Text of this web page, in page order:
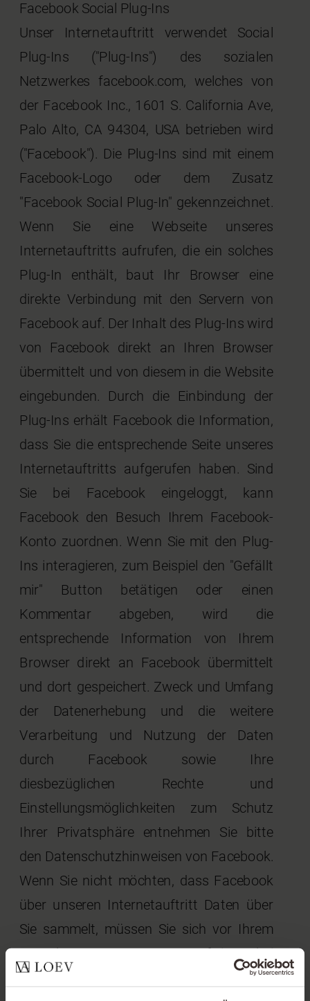
Facebook Social Plug-Ins
Unser Internetauftritt verwendet Social
Plug-Ins ("Plug-Ins") des sozialen
Netzwerkes facebook.com, welches von
der Facebook Inc., 1601 S. California Ave,
Palo Alto, CA 94304, USA betrieben wird
("Facebook"). Die Plug-Ins sind mit einem
Facebook-Logo oder dem Zusatz
"Facebook Social Plug-In" gekennzeichnet.
Wenn Sie eine Webseite unseres
Internetauftritts aufrufen, die ein solches
Plug-In enthält, baut Ihr Browser eine
direkte Verbindung mit den Servern von
Facebook auf. Der Inhalt des Plug-Ins wird
von Facebook direkt an Ihren Browser
übermittelt und von diesem in die Website
eingebunden. Durch die Einbindung der
Plug-Ins erhält Facebook die Information,
dass Sie die entsprechende Seite unseres
Internetauftritts aufgerufen haben. Sind
Sie bei Facebook eingeloggt, kann
Facebook den Besuch Ihrem Facebook-
Konto zuordnen. Wenn Sie mit den Plug-
Ins interagieren, zum Beispiel den "Gefällt
mir" Button betätigen oder einen
Kommentar abgeben, wird die
entsprechende Information von Ihrem
Browser direkt an Facebook übermittelt
und dort gespeichert. Zweck und Umfang
der Datenerhebung und die weitere
Verarbeitung und Nutzung der Daten
durch Facebook sowie Ihre
diesbezüglichen Rechte und
Einstellungsmöglichkeiten zum Schutz
Ihrer Privatsphäre entnehmen Sie bitte
den Datenschutzhinweisen von Facebook.
Wenn Sie nicht möchten, dass Facebook
über unseren Internetauftritt Daten über
Sie sammelt, müssen Sie sich vor Ihrem
Besuch unseres Internetauftritts bei
Facebook ausloggen.